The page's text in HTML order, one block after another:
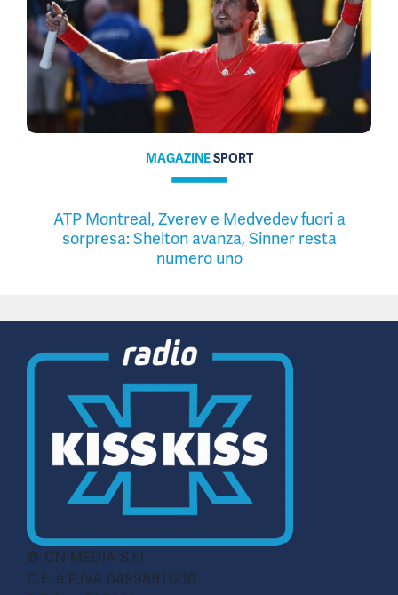
MAGAZINESPORT
ATP Montreal, Zverev e Medvedev fuori a
sorpresa: Shelton avanza, Sinner resta
numero uno
© CN MEDIA S.r.l.
C.F. e P.IVA 04998911210